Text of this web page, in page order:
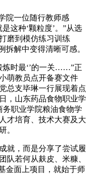
一位随行教师感
这种‘颗粒度’。”从选
磨到模仿练习训练
拆解中变得清晰可感。
时最‘’的一关……”正
萌教员点开备赛文件
总支毕琳一行展现着点
，山东药品食物职业学
务职业学院粮油食物学
才培育、技术大赛及大
。
，而是分享了尝试履
队若何从麸皮、米糠、
金面上项目，就始于师